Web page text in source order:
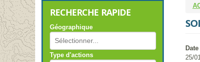
RECHERCHE RAPIDE
Géographique
Type d'actions
Date
25/